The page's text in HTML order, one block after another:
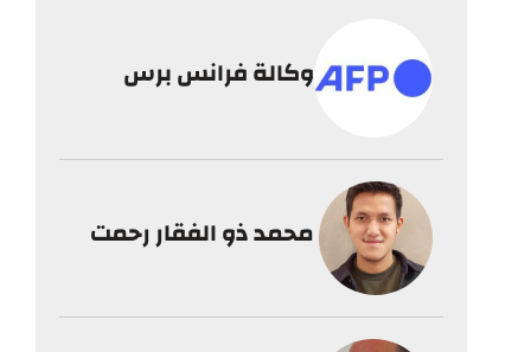
وكالة فرانس برس
محمد ذو الفقار رحمت